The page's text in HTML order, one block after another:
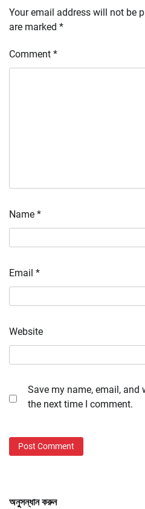
Your email address will not be
are marked *
Comment *
Name *
Email *
Website
Save my name, email,
the next time I comment.
অনুসন্ধান করুন